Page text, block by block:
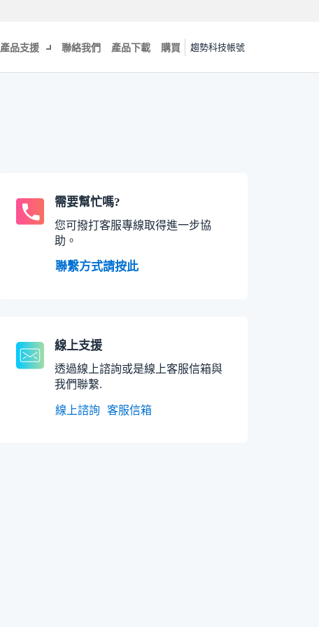
產品支援 聯絡我們 產品下載 購買 趨勢科技帳號
需要幫忙嗎?
您可撥打客服專線取得進一步協
助。
聯繫方式請按此
線上支援
透過線上諮詢或是線上客服信箱與
我們聯繫.
線上諮詢 客服信箱